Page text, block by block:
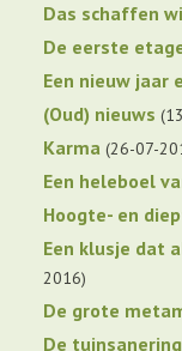
Das schaffen
De eerste
Een nieuw jaar
(Oud) nieuws
Karma 26-07-
Een heleboel
Hoogte- en
Een klusje dat
2016
De grote
De